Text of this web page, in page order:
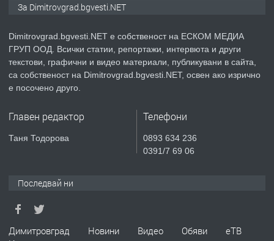
преди 2 месеца
ПРЕДЛАГА Къща в Странско
За Dimitrovgrad.bgvesti.NET
Dimitrovgrad.bgvesti.NET е собственост на ЕСКОМ МЕДИА
ГРУП ООД. Всички статии, репортажи, интервюта и други
текстови, графични и видео материали, публикувани в сайта,
са собственост на Dimitrovgrad.bgvesti.NET, освен ако изрично
е посочено друго.
Главен редактор
Таня Тодорова
Телефони
0893 634 236
0391/7 69 06
Последвай ни
Димитровград Новини Видео Обяви
еТВ